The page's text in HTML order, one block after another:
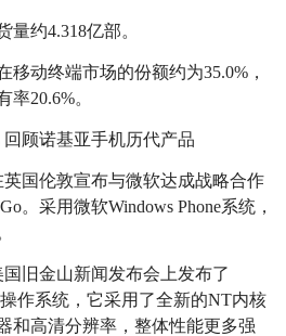
量约4.318亿部。
移动终端市场的份额约为35.0%，
20.6%。
英国伦敦宣布与微软达成战略合作
。采用微软Windows Phone系统，
旧金山新闻发布会上发布了
操作系统，它采用了全新的NT内核
和高清分辨率，整体性能更多强